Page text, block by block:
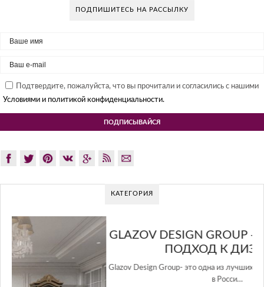
ПОДПИШИТЕСЬ НА РАССЫЛКУ
Подтвердите, пожалуйста, что вы прочитали и согласились с нашими
Условиями и политикой конфиденциальности.
КАТЕГОРИЯ